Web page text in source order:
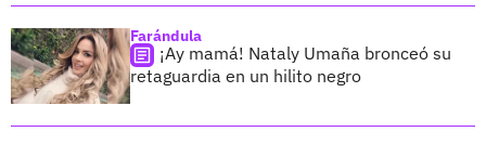
Farándula
¡Ay mamá! Nataly Umaña bronceó su
retaguardia en un hilito negro